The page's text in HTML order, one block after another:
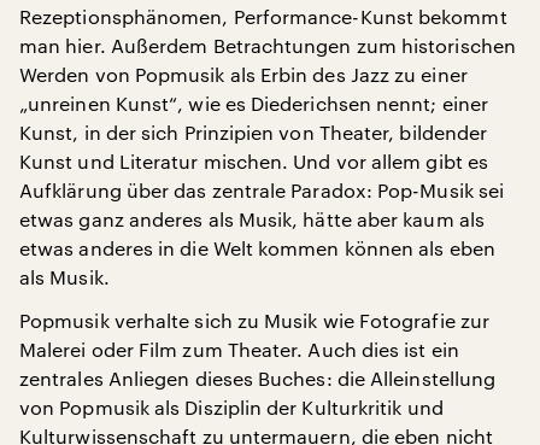
Rezeptionsphänomen, Performance-Kunst bekommt
man hier. Außerdem Betrachtungen zum historischen
Werden von Popmusik als Erbin des Jazz zu einer
„unreinen Kunst“, wie es Diederichsen nennt; einer
Kunst, in der sich Prinzipien von Theater, bildender
Kunst und Literatur mischen. Und vor allem gibt es
Aufklärung über das zentrale Paradox: Pop-Musik sei
etwas ganz anderes als Musik, hätte aber kaum als
etwas anderes in die Welt kommen können als eben
als Musik.
Popmusik verhalte sich zu Musik wie Fotografie zur
Malerei oder Film zum Theater. Auch dies ist ein
zentrales Anliegen dieses Buches: die Alleinstellung
von Popmusik als Disziplin der Kulturkritik und
Kulturwissenschaft zu untermauern, die eben nicht